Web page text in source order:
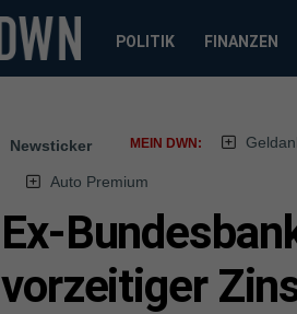
POLITIK FINANZEN
Newsticker MEIN DWN:
Auto Premium
Ex-
vorzeitiger